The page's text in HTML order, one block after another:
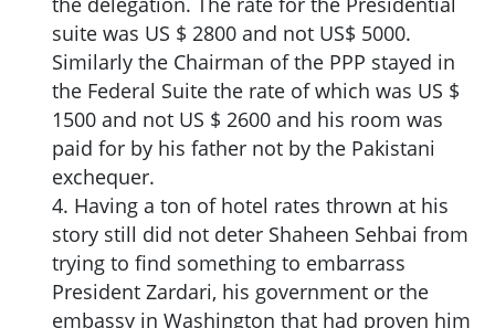
suite was US $ 2800 and not US$ 5000.
Similarly the Chairman of the PPP stayed in
the Federal Suite the rate of which was US $
1500 and not US $ 2600 and his room was
paid for by his father not by the Pakistani
exchequer.
4. Having a ton of hotel rates thrown at his
story still did not deter Shaheen Sehbai from
trying to find something to embarrass
President Zardari, his government or the
embassy in Washington that had proven him